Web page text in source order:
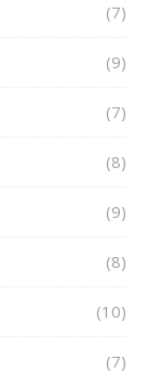
(7)
(9)
(7)
(8)
(9)
(8)
(10)
(7)